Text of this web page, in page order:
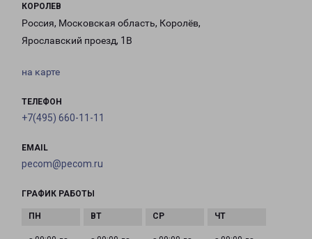
КОРОЛЕВ
Россия, Московская область, Королёв,
Ярославский проезд, 1В
на карте
ТЕЛЕФОН
+7(495) 660-11-11
EMAIL
pecom@pecom.ru
ГРАФИК РАБОТЫ